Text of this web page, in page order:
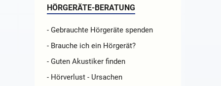
HÖRGERÄTE-BERATUNG
- Gebrauchte Hörgeräte spenden
- Brauche ich ein Hörgerät?
- Guten Akustiker finden
- Hörverlust - Ursachen